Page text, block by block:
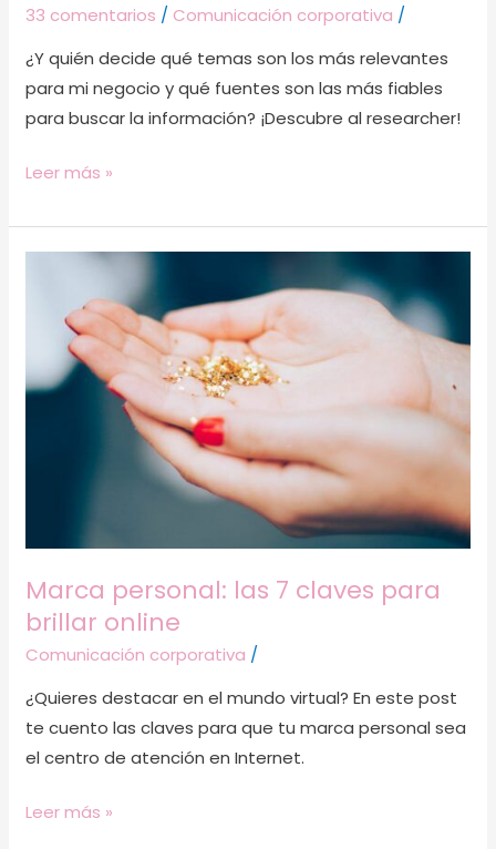
33 comentarios / Comunicación corporativa /
¿Y quién decide qué temas son los más relevantes
para mi negocio y qué fuentes son las más fiables
para buscar la información? ¡Descubre al researcher!
Leer más »
Marca personal: las 7 claves para
brillar online
Comunicación corporativa /
¿Quieres destacar en el mundo virtual? En este post
te cuento las claves para que tu marca personal sea
el centro de atención en Internet.
personal:
claves
Leer más »